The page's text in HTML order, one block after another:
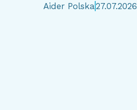
Aider Polska27.07.2026